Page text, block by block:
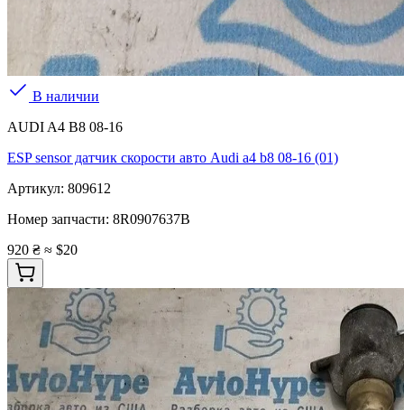
В наличии
AUDI A4 B8 08-16
ESP sensor датчик скорости авто Audi a4 b8 08-16 (01)
Артикул: 809612
Номер запчасти: 8R0907637B
920 ₴ ≈ $20